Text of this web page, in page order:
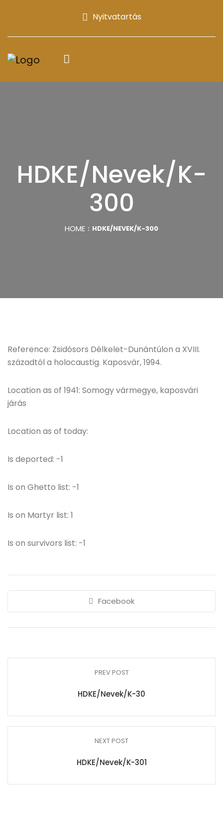
Nyitvatartás
HDKE/Nevek/K-
300
HOME HDKE/NEVEK/K-300
Reference: Zsidósors Délkelet-Dunántúlon a XVIII.
századtól a holocaustig. Kaposvár, 1994.
Location as of 1941: Somogy vármegye, kaposvári
járás
Location as of today:
Is deported: -1
Is on Ghetto list: -1
Is on Martyr list: 1
Is on survivors list: -1
Facebook
PREV POST
HDKE/Nevek/K-30
NEXT POST
HDKE/Nevek/K-301